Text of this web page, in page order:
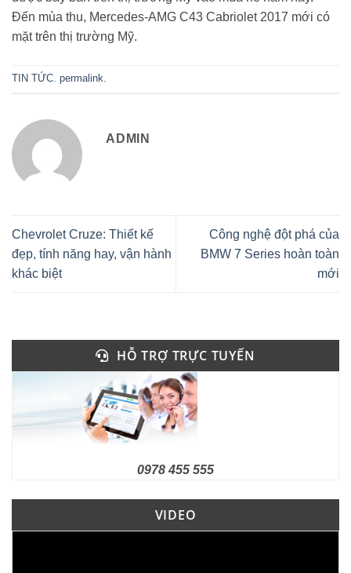
Đến mùa thu, Mercedes-AMG C43 Cabriolet 2017 mới có
mặt trên thị trường Mỹ.
TIN TỨC. permalink.
ADMIN
Chevrolet Cruze: Thiết kế
đẹp, tính năng hay, vận hành
khác biệt
Công nghệ đột phá của
BMW 7 Series hoàn toàn
mới
HỖ TRỢ TRỰC TUYẾN
0978 455 555
VIDEO